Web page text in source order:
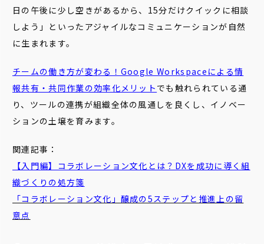
日の午後に少し空きがあるから、15分だけクイックに相談
しよう」といったアジャイルなコミュニケーションが自然
に生まれます。
チームの働き方が変わる！Google Workspaceによる情
報共有・共同作業の効率化メリット でも触れられている通
り、ツールの連携が組織全体の風通しを良くし、イノベー
ションの土壌を育みます。
関連記事：
【入門編】コラボレーション文化とは？DXを成功に導く組
織づくりの処方箋
「コラボレーション文化」醸成の5ステップと推進上の留
意点